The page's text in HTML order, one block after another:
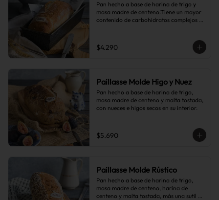
Pan hecho a base de harina de trigo y
masa madre de centeno.Tiene un mayor
contenido de carbohidratos complejos
$4.290
Paillasse Molde Higo y Nuez
Pan hecho a base de harina de trigo,
masa madre de centeno y malta tostada,
con nueces e higos secos en su interior.
$5.690
Paillasse Molde Rústico
Pan hecho a base de harina de trigo,
masa madre de centeno, harina de
centeno y malta tostada, más una sutil